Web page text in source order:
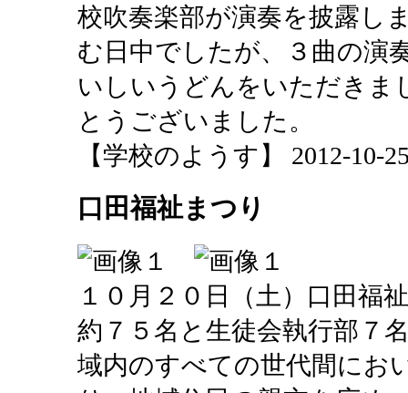
校吹奏楽部が演奏を披露し
む日中でしたが、３曲の演
いしいうどんをいただきま
とうございました。
【学校のようす】 2012-10-
口田福祉まつり
１０月２０日（土）口田福
約７５名と生徒会執行部７
域内のすべての世代間にお